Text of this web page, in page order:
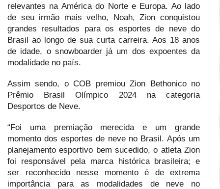
relevantes na América do Norte e Europa. Ao lado
de seu irmão mais velho, Noah, Zion conquistou
grandes resultados para os esportes de neve do
Brasil ao longo de sua curta carreira. Aos 18 anos
de idade, o snowboarder já um dos expoentes da
modalidade no país.
Assim sendo, o COB premiou Zion Bethonico no
Prêmio Brasil Olímpico 2024 na categoria
Desportos de Neve.
“Foi uma premiação merecida e um grande
momento dos esportes de neve no Brasil. Após um
planejamento esportivo bem sucedido, o atleta Zion
foi responsável pela marca histórica brasileira; e
ser reconhecido nesse momento é de extrema
importância para as modalidades de neve no